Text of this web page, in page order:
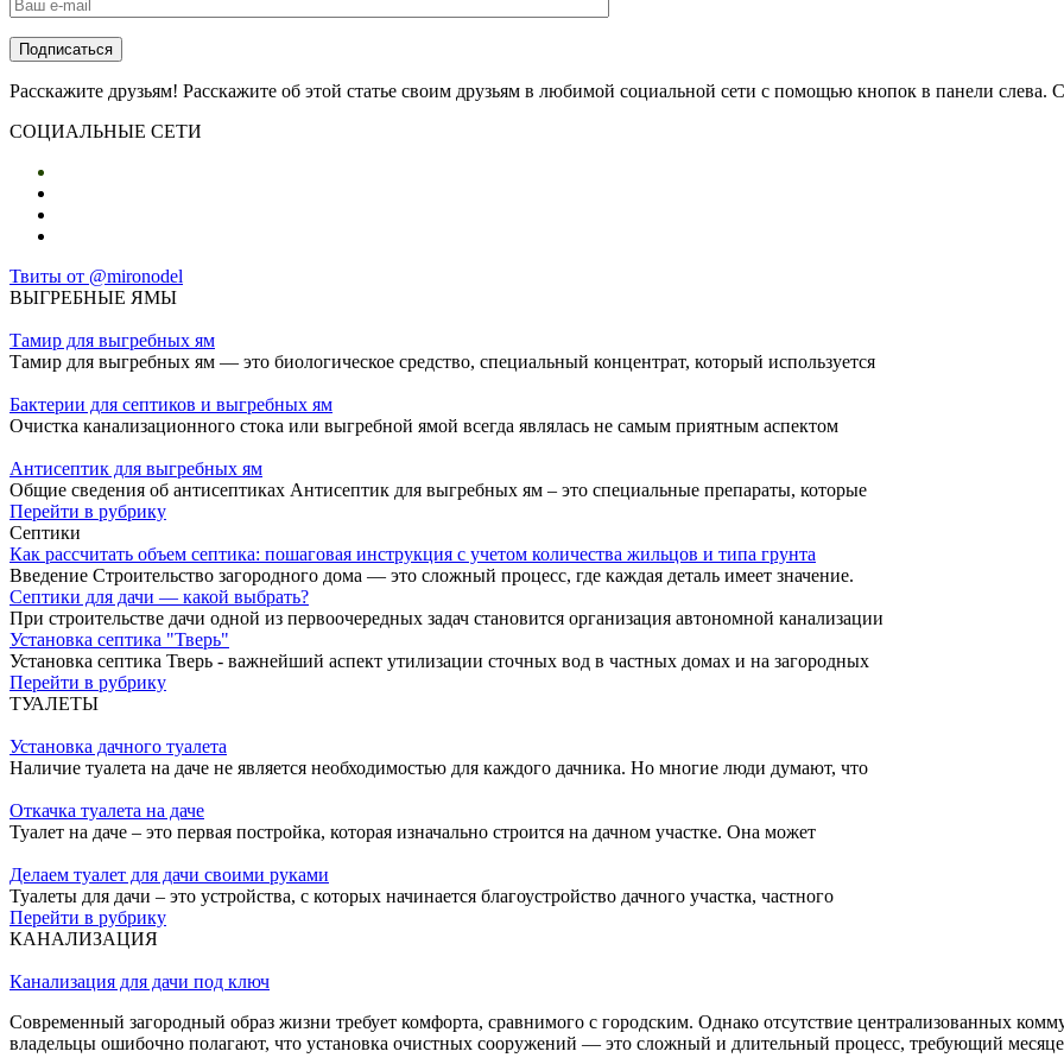
Расскажите друзьям! Расскажите об этой статье своим друзьям в любимой социальной сети с помощью кнопок в панели слева.
СОЦИАЛЬНЫЕ СЕТИ
Твиты от @mironodel
ВЫГРЕБНЫЕ ЯМЫ
Тамир для выгребных ям
Тамир для выгребных ям — это биологическое средство, специальный концентрат, который используется
Бактерии для септиков и выгребных ям
Очистка канализационного стока или выгребной ямой всегда являлась не самым приятным аспектом
Антисептик для выгребных ям
Общие сведения об антисептиках Антисептик для выгребных ям – это специальные препараты, которые
Перейти в рубрику
Септики
Как рассчитать объем септика: пошаговая инструкция с учетом количества жильцов и типа грунта
Введение Строительство загородного дома — это сложный процесс, где каждая деталь имеет значение.
Септики для дачи — какой выбрать?
При строительстве дачи одной из первоочередных задач становится организация автономной канализации
Установка септика "Тверь"
Установка септика Тверь - важнейший аспект утилизации сточных вод в частных домах и на загородных
Перейти в рубрику
ТУАЛЕТЫ
Установка дачного туалета
Наличие туалета на даче не является необходимостью для каждого дачника. Но многие люди думают, что
Откачка туалета на даче
Туалет на даче – это первая постройка, которая изначально строится на дачном участке. Она может
Делаем туалет для дачи своими руками
Туалеты для дачи – это устройства, с которых начинается благоустройство дачного участка, частного
Перейти в рубрику
КАНАЛИЗАЦИЯ
Канализация для дачи под ключ
Современный загородный образ жизни требует комфорта, сравнимого с городским. Однако отсутствие централизованных
владельцы ошибочно полагают, что установка очистных сооружений — это сложный и длительный процесс, требующий